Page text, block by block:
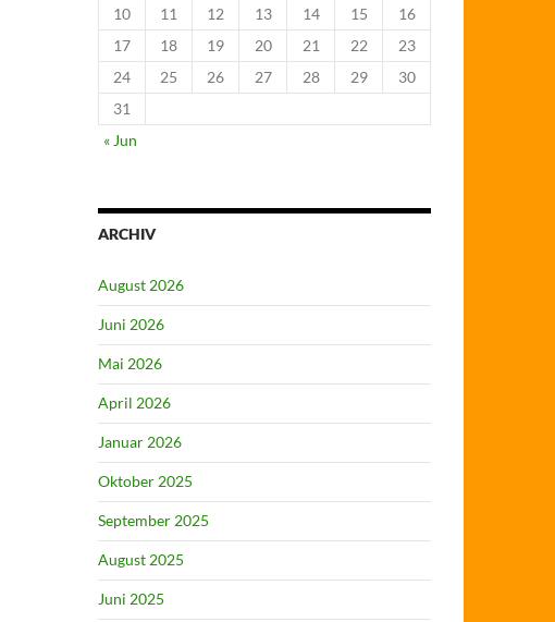
10
11 12 13 14 15
16
17
18 19 20 21 22
23
24
25 26 27 28 29
30
31
« Jun
ARCHIV
August 2026
Juni 2026
Mai 2026
April 2026
Januar 2026
Oktober 2025
September 2025
August 2025
Juni 2025